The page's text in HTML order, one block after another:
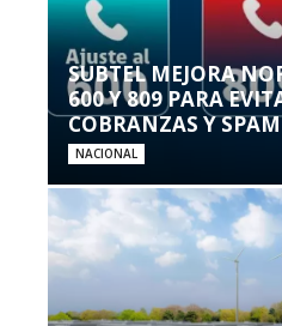
SUBTEL MEJORA
600 Y 809 PARA
COBRANZAS Y SPAM
NACIONAL